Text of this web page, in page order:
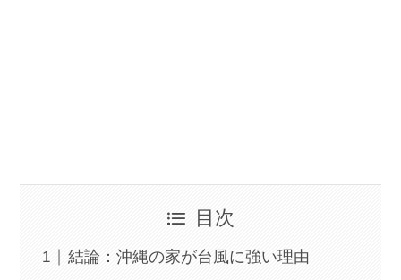
目次
結論：沖縄の家が台風に強い理由